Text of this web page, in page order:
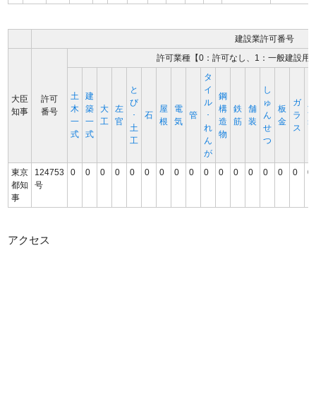
建設業許可番号
大臣
知事
許可
番号
許可業種【0：許可なし、1：一般建設用
土
木
一
式
建
築
一
式
大
工
左
官
と
び
･
土
工
石
屋
根
電
気
管
タ
イ
ル
･
れ
ん
が
鋼
構
造
物
鉄
筋
舗
装
し
ゅ
ん
せ
つ
板
金
ガ
ラ
ス
塗
装
東京
都知
事
124753
号
0 0 0 0 0 0 0 0 0 0 0 0 0 0 0 0 0
アクセス